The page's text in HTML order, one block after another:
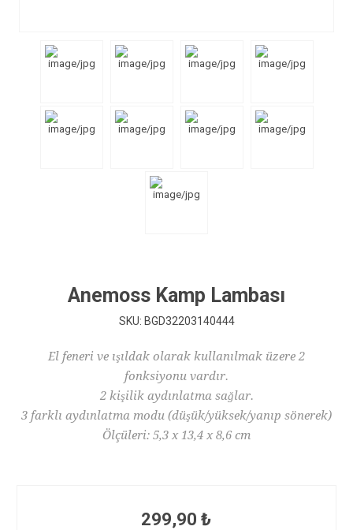
Anemoss Kamp Lambası
SKU: BGD32203140444
El feneri ve ışıldak olarak kullanılmak üzere 2
fonksiyonu vardır.
2 kişilik aydınlatma sağlar.
3 farklı aydınlatma modu (düşük/yüksek/yanıp sönerek)
Ölçüleri: 5,3 x 13,4 x 8,6 cm
299,90 ₺